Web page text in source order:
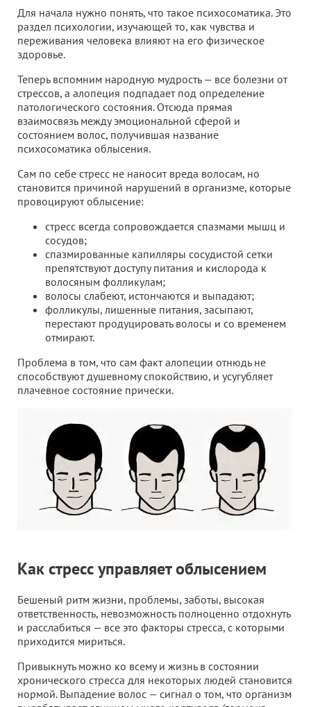
Для начала нужно понять, что такое психосоматика. Это
раздел психологии, изучающей то, как чувства и
переживания человека влияют на его физическое
здоровье.
Теперь вспомним народную мудрость — все болезни от
стрессов, а алопеция подпадает под определение
патологического состояния. Отсюда прямая
взаимосвязь между эмоциональной сферой и
состоянием волос, получившая название
психосоматика облысения.
Сам по себе стресс не наносит вреда волосам, но
становится причиной нарушений в организме, которые
провоцируют облысение:
стресс всегда сопровождается спазмами мышц и
сосудов;
спазмированные капилляры сосудистой сетки
препятствуют доступу питания и кислорода к
волосяным фолликулам;
волосы слабеют, истончаются и выпадают;
фолликулы, лишенные питания, засыпают,
перестают продуцировать волосы и со временем
отмирают.
Проблема в том, что сам факт алопеции отнюдь не
способствуют душевному спокойствию, и усугубляет
плачевное состояние прически.
Как стресс управляет облысением
Бешеный ритм жизни, проблемы, заботы, высокая
ответственность, невозможность полноценно отдохнуть
и расслабиться — все это факторы стресса, с которыми
приходится мириться.
Привыкнуть можно ко всему и жизнь в состоянии
хронического стресса для некоторых людей становится
нормой. Выпадение волос — сигнал о том, что организм